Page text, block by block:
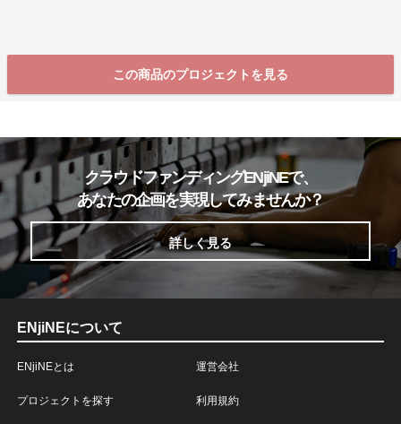
この商品のプロジェクトを見る
クラウドファンディングENjiNEで、
あなたの企画を実現してみませんか？
詳しく見る
ENjiNEについて
ENjiNEとは
プロジェクトを探す
運営会社
利用規約